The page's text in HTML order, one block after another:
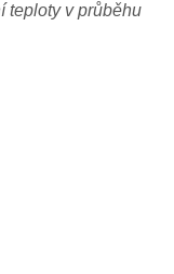
teploty v průběhu